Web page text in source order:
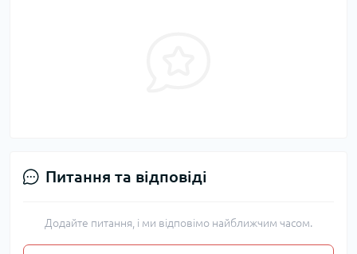
Питання та відповіді
Додайте питання, і ми відповімо найближчим часом.